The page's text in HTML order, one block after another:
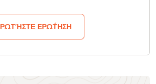
ΡΩΤΉΣΤΕ ΕΡΏΤΗΣΗ